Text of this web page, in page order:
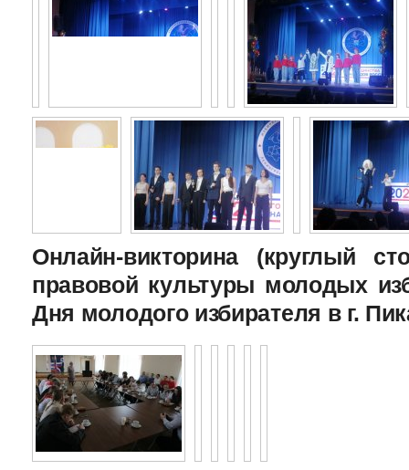
Онлайн-викторина (круглый
правовой культуры молодых
Дня молодого избирателя в г.